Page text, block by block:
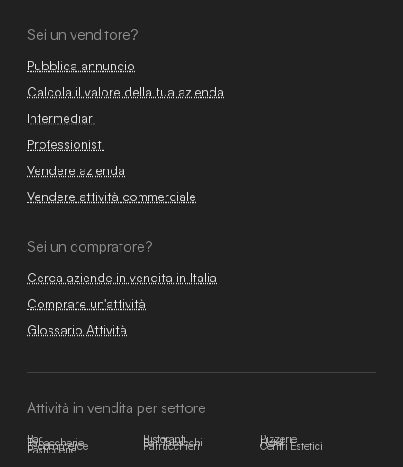
Sei un venditore?
Pubblica annuncio
Calcola il valore della tua azienda
Intermediari
Professionisti
Vendere azienda
Vendere attività commerciale
Sei un compratore?
Cerca aziende in vendita in Italia
Comprare un'attività
Glossario Attività
Attività in vendita per settore
Bar Ristoranti Pizzerie
Tabaccherie Bar Tabacchi Hotel
E-commerce Parrucchieri Centri Estetici
Pasticcerie